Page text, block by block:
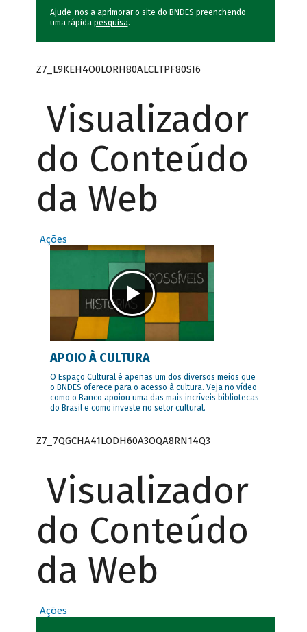
Ajude-nos a aprimorar o site do BNDES preenchendo
uma rápida pesquisa.
Z7_L9KEH4O0LORH80ALCLTPF80SI6
Visualizador
do Conteúdo
da Web
Ações
APOIO À CULTURA
O Espaço Cultural é apenas um dos diversos meios que
o BNDES oferece para o acesso à cultura. Veja no vídeo
como o Banco apoiou uma das mais incríveis bibliotecas
do Brasil e como investe no setor cultural.
Z7_7QGCHA41LODH60A3OQA8RN14Q3
Visualizador
do Conteúdo
da Web
Ações